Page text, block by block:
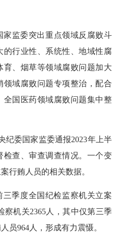
家监委突出重点领域反腐败斗
的行业性、系统性、地域性腐
育、烟草等领域腐败问题加大
领域腐败问题专项整治，配合
全国医药领域腐败问题集中整
纪委国家监委通报2023年上半
检查、审查调查情况。一个变
行贿人员的相关数据。
三季度全国纪检监察机关立案
察机关2365人，其中仅第三季
员964人，形成有力震慑。